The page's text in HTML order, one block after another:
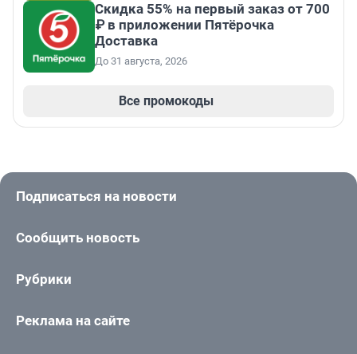
Скидка 55% на первый заказ от 700
₽ в приложении Пятёрочка
Доставка
До 31 августа, 2026
Все промокоды
Подписаться на новости
Сообщить новость
Рубрики
Реклама на сайте